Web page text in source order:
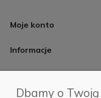
Moje konto
Informacje
Dbamy o